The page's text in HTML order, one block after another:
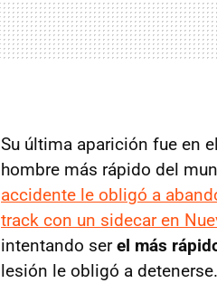
Su última aparición fue en
hombre más rápido del
accidente le obligó a
track con un sidecar en
intentando serel más
lesión le obligó a detenerse.